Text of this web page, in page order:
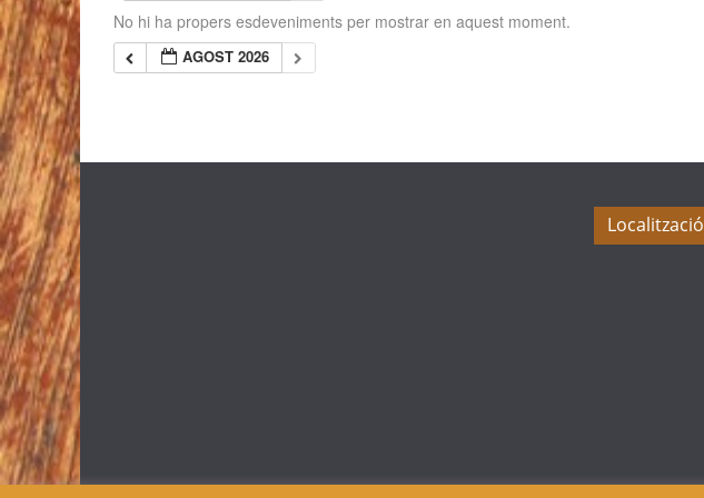
b
o
o
ar
te
ix
No hi ha propers esdeveniments per mostrar en aquest moment.
AGOST 2026
Localització